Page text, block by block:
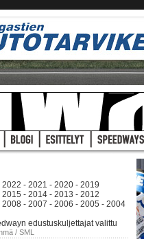
2022 - 2021 - 2020 - 2019
2015 - 2014 - 2013 - 2012
2008 - 2007 - 2006 - 2005 - 2004
edustuskuljettajat valittu
/ SML